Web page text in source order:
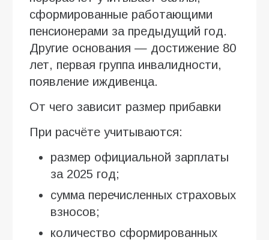
сформированные работающими
пенсионерами за предыдущий год.
Другие основания — достижение 80
лет, первая группа инвалидности,
появление иждивенца.
От чего зависит размер прибавки
При расчёте учитываются:
размер официальной зарплаты
за 2025 год;
сумма перечисленных страховых
взносов;
количество сформированных